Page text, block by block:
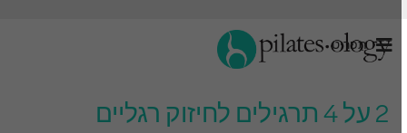
תַפרִיט
2 על 4 תרגילים לחיזוק רגליים